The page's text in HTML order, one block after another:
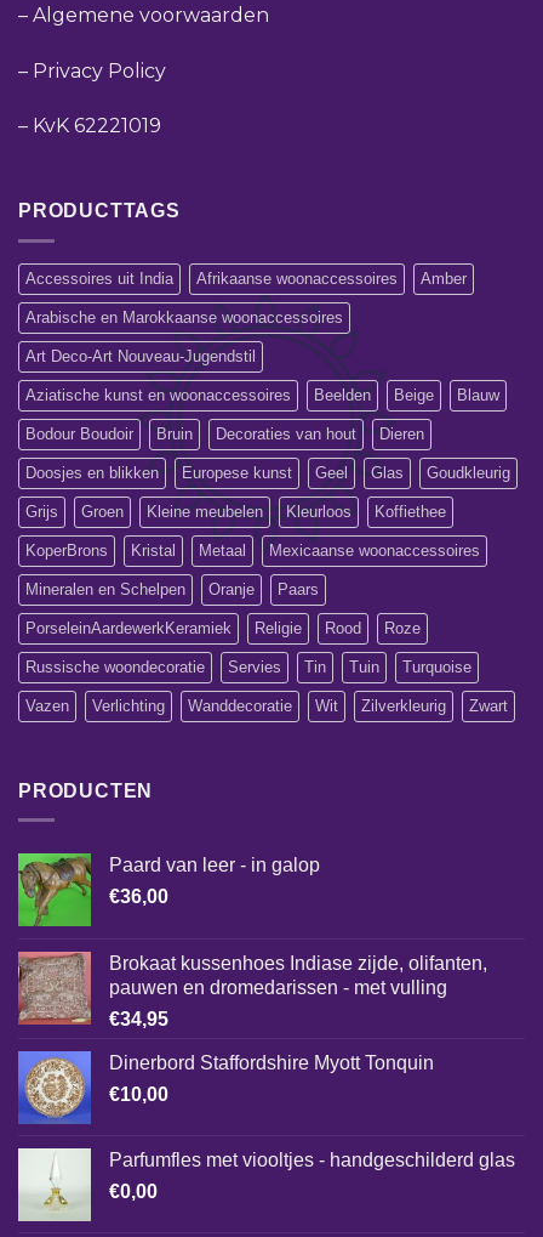
– Algemene voorwaarden
– Privacy Policy
– KvK 62221019
PRODUCTTAGS
Accessoires uit India Afrikaanse woonaccessoires Amber
Arabische en Marokkaanse woonaccessoires
Art Deco-Art Nouveau-Jugendstil
Aziatische kunst en woonaccessoires Beelden Beige Blauw
Bodour Boudoir Bruin Decoraties van hout Dieren
Doosjes en blikken Europese kunst Geel Glas Goudkleurig
Grijs Groen Kleine meubelen Kleurloos Koffiethee
KoperBrons Kristal Metaal Mexicaanse woonaccessoires
Mineralen en Schelpen Oranje Paars
PorseleinAardewerkKeramiek Religie Rood Roze
Russische woondecoratie Servies Tin Tuin Turquoise
Vazen Verlichting Wanddecoratie Wit Zilverkleurig Zwart
PRODUCTEN
Paard van leer - in galop
€36,00
Brokaat kussenhoes Indiase zijde, olifanten,
pauwen en dromedarissen - met vulling
€34,95
Dinerbord Staffordshire Myott Tonquin
€10,00
Parfumfles met viooltjes - handgeschilderd glas
€0,00